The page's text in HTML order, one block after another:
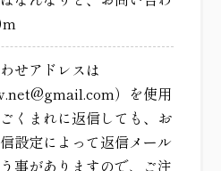
せアドレスは
）を使用
くまれに返信しても、お
設定によって返信メール
事がありますので、ご注